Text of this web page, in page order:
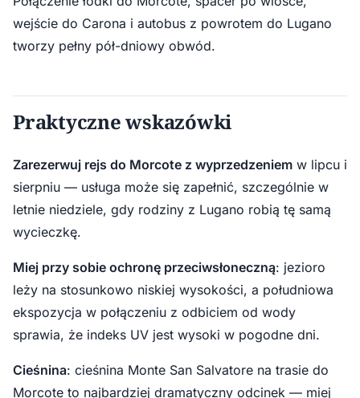
wejście do Carona i autobus z powrotem do Lugano
tworzy pełny pół-dniowy obwód.
Praktyczne wskazówki
Zarezerwuj rejs do Morcote z wyprzedzeniem w lipcu i
sierpniu — usługa może się zapełnić, szczególnie w
letnie niedziele, gdy rodziny z Lugano robią tę samą
wycieczkę.
Miej przy sobie ochronę przeciwsłoneczną: jezioro
leży na stosunkowo niskiej wysokości, a południowa
ekspozycja w połączeniu z odbiciem od wody
sprawia, że indeks UV jest wysoki w pogodne dni.
Cieśnina: cieśnina Monte San Salvatore na trasie do
Morcote to najbardziej dramatyczny odcinek — miej